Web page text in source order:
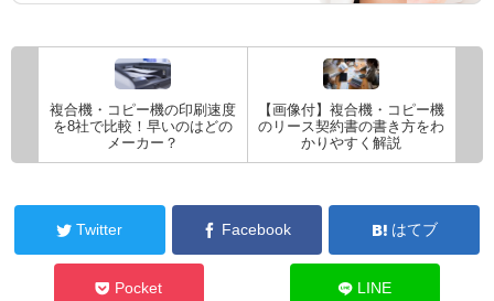
複合機・コピー機の印刷速度
を8社で比較！早いのはどの
メーカー？
【画像付】複合機・コピー機
のリース契約書の書き方をわ
かりやすく解説
Twitter Facebook はてブ
Pocket LINE